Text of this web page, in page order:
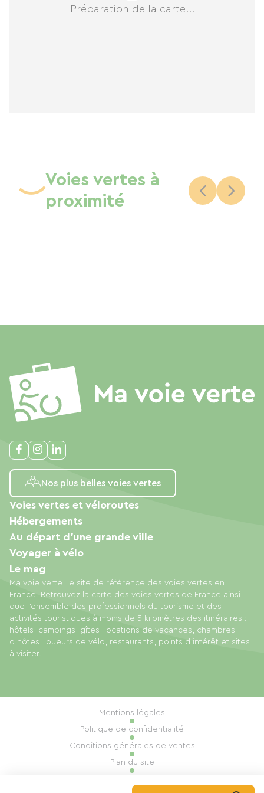
est garantie.
4. Le confort, tout simplement
Oubliez les clichés des dortoirs poussiéreux. Les
connaissent la ville comme leur poche.
centre-ville historique, accessible en 5 minutes à
pied. Le charme des maisons à pans de bois et la
gentillesse des Châlonnais finiront de vous
convaincre.
Alors, on réserve quand ? Châlons n'attend que
Préparation de la carte...
Voies vertes à
proximité
Nos plus belles voies vertes
Ma voie verte, le site de référence des voies vertes en
France. Retrouvez la carte des voies vertes de France ainsi
que l'ensemble des professionnels du tourisme et des
activités touristiques à moins de 5 kilomètres des itinéraires :
hôtels, campings, gîtes, locations de vacances, chambres
d'hôtes, loueurs de vélo, restaurants, points d'intérêt et sites
à visiter.
Voies vertes et véloroutes
Hébergements
Au départ d'une grande ville
Voyager à vélo
Le mag
Mentions légales
Politique de confidentialité
Conditions générales de ventes
Plan du site